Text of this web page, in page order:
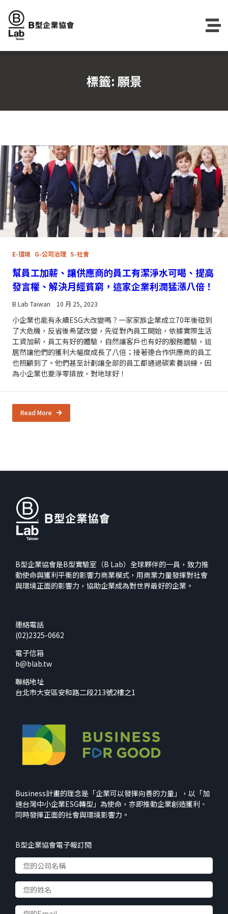
content
標籤: 願景
E-環境 G-公司治理 S-社會
幫員工加薪、讓供應商的員工有潔淨水可喝、提高
發言權、解決月經貧窮，這家企業利潤猛漲八倍！
B Lab Taiwan 10 月 25, 2023
小企業也能有永續ESG大改變嗎？一家家族企業成立70年後碰到
了大危機，反省後希望改變，先從對內員工開始，依據實際生活
工資加薪，員工有好的體驗，自然讓客戶也有好的服務體驗，這
居然讓他們的獲利大幅度成長了八倍；接著連合作供應商的員工
也照顧到了。他們甚至計劃讓全部的員工都通過碳素養訓練，因
為小企業也要淨零排放，對地球好！
Read More
B型企業協會是B型實驗室（B Lab）全球夥伴的一員，致力推
動使命與獲利平衡的影響力商業模式，用商業力量發揮對社會
與環境正面的影響力，協助企業成為對世界最好的企業。
連絡電話
(02)2325-0662
電子信箱
b@blab.tw
聯絡地址
台北市大安區安和路二段213號2樓之1
Business計畫的理念是「企業可以發揮向善的力量」，以「加
速台灣中小企業ESG轉型」為使命，亦即推動企業創造獲利、
同時發揮正面的社會與環境影響力。
B型企業協會電子報訂閱